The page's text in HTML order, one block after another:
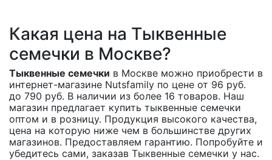
Какая цена на Тыквенные
семечки в Москве?
Тыквенные семечки в Москве можно приобрести в
интернет-магазине Nutsfamily по цене от 96 руб.
до 790 руб. В наличии из более 16 товаров. Наш
магазин предлагает купить тыквенные семечки
оптом и в розницу. Продукция высокого качества,
цена на которую ниже чем в большинстве других
магазинов. Предоставляем гарантию. Попробуйте и
убедитесь сами, заказав Тыквенные семечки у нас.